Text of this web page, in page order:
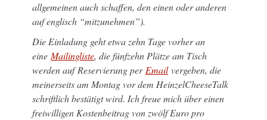
allgemeinen auch schaffen, den einen oder anderen
auf englisch “mitzunehmen”).
Die Einladung geht etwa zehn Tage vorher an
eineMailingliste, die fünfzehn Plätze am Tisch
werden auf Reservierung perEmailvergeben, die
meinerseits am Montag vor dem HeinzelCheeseTalk
schriftlich bestätigt wird. Ich freue mich über einen
freiwilligen Kostenbeitrag von zwölf Euro pro